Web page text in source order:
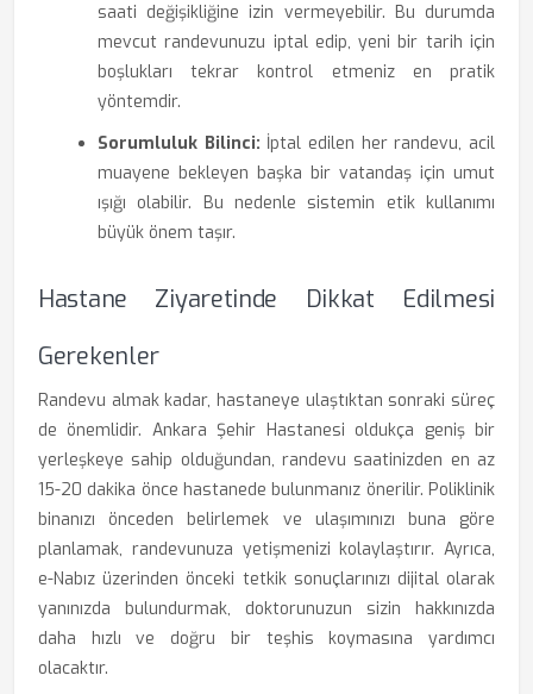
saati değişikliğine izin vermeyebilir. Bu durumda
mevcut randevunuzu iptal edip, yeni bir tarih için
boşlukları tekrar kontrol etmeniz en pratik
yöntemdir.
Sorumluluk Bilinci: İptal edilen her randevu, acil
muayene bekleyen başka bir vatandaş için umut
ışığı olabilir. Bu nedenle sistemin etik kullanımı
büyük önem taşır.
Hastane Ziyaretinde Dikkat Edilmesi
Gerekenler
Randevu almak kadar, hastaneye ulaştıktan sonraki süreç
de önemlidir. Ankara Şehir Hastanesi oldukça geniş bir
yerleşkeye sahip olduğundan, randevu saatinizden en az
15-20 dakika önce hastanede bulunmanız önerilir. Poliklinik
binanızı önceden belirlemek ve ulaşımınızı buna göre
planlamak, randevunuza yetişmenizi kolaylaştırır. Ayrıca,
e-Nabız üzerinden önceki tetkik sonuçlarınızı dijital olarak
yanınızda bulundurmak, doktorunuzun sizin hakkınızda
daha hızlı ve doğru bir teşhis koymasına yardımcı
olacaktır.